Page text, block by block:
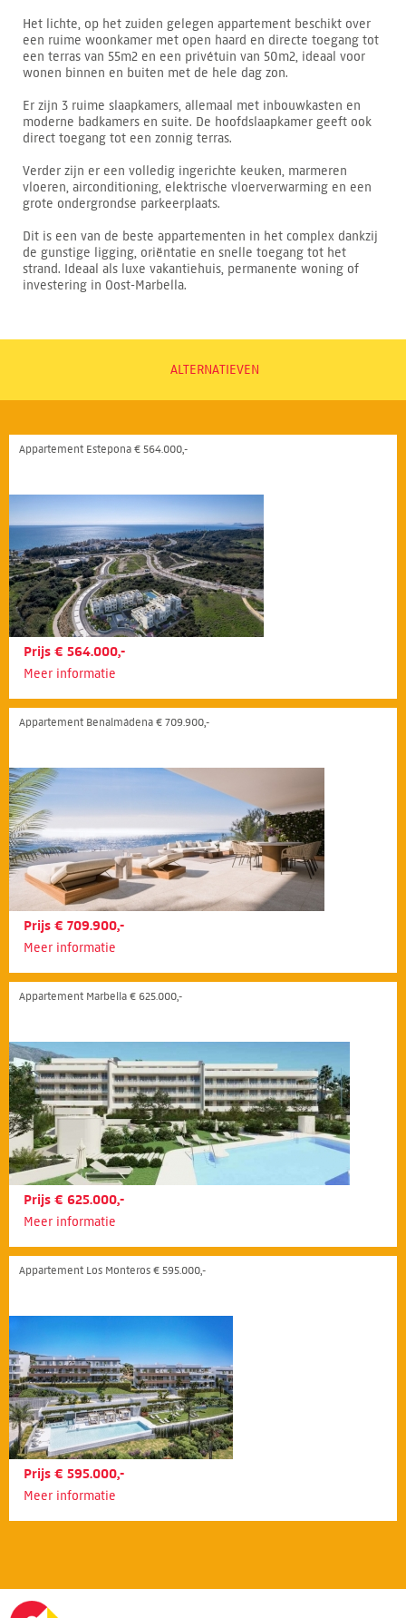
Het lichte, op het zuiden gelegen appartement beschikt over
een ruime woonkamer met open haard en directe toegang tot
een terras van 55m2 en een privétuin van 50m2, ideaal voor
wonen binnen en buiten met de hele dag zon.
Er zijn 3 ruime slaapkamers, allemaal met inbouwkasten en
moderne badkamers en suite. De hoofdslaapkamer geeft ook
direct toegang tot een zonnig terras.
Verder zijn er een volledig ingerichte keuken, marmeren
vloeren, airconditioning, elektrische vloerverwarming en een
grote ondergrondse parkeerplaats.
Dit is een van de beste appartementen in het complex dankzij
de gunstige ligging, oriëntatie en snelle toegang tot het
strand. Ideaal als luxe vakantiehuis, permanente woning of
investering in Oost-Marbella.
ALTERNATIEVEN
Appartement Estepona € 564.000,-
Prijs € 564.000,-
Meer informatie
Appartement Benalmádena € 709.900,-
Prijs € 709.900,-
Meer informatie
Appartement Marbella € 625.000,-
Prijs € 625.000,-
Meer informatie
Appartement Los Monteros € 595.000,-
Prijs € 595.000,-
Meer informatie